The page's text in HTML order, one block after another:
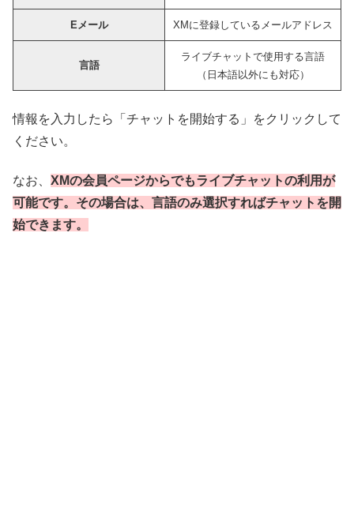
Eメール XMに登録しているメールアドレス
言語
ライブチャットで使用する言語
（日本語以外にも対応）
情報を入力したら「チャットを開始する」をクリックして
ください。
なお、 XMの会員ページからでもライブチャットの利用が
可能です。その場合は、言語のみ選択すればチャットを開
始できます。